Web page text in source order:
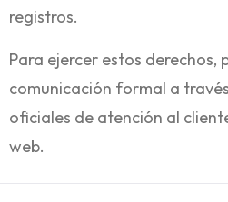
registros.
Para ejercer estos derechos,
comunicación formal a
oficiales de atención al
web.